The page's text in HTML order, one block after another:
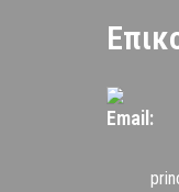
Email: